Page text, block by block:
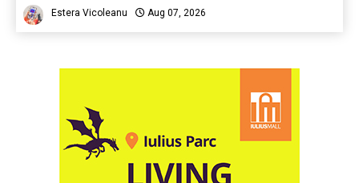
Estera Vicoleanu Aug 07, 2026